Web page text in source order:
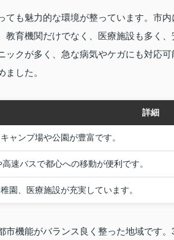
ても魅力的な環境が整っています。市
教育機関だけでなく、医療施設も多く
ックが多く、急な病気やケガにも対応可
した。
詳細
ャンプ場や公園が豊富です。
速バスで都心への移動が便利です。
園、医療施設が充実しています。
市機能がバランス良く整った地域です